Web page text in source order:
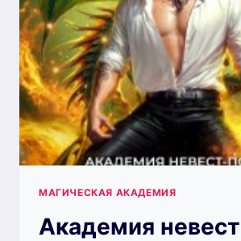
МАГИЧЕСКАЯ АКАДЕМИЯ
Академия